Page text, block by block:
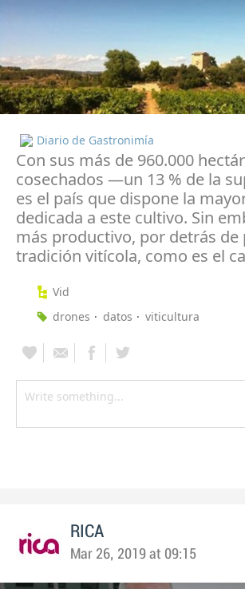
Diario de Gastronimía
Con sus más de 960.000
cosechados —un 13 % de la
es el país que dispone la
dedicada a este cultivo. Sin
más productivo, por detrás de
tradición vitícola, como es el
Vid
drones
datos viticultura
RICA
Mar 26, 2019 at 09:15